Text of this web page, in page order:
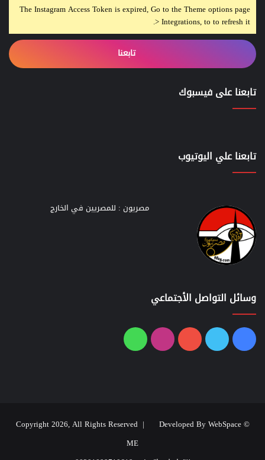
The Instagram Access Token is expired, Go to the Theme options page
> Integrations, to to refresh it.
تابعنا
تابعنا على فيسبوك
تابعنا علي اليوتيوب
مصريون : للمصريين في الخارج
وسائل التواصل الأجتماعي
فيسبوك
تويتر يوتيوبانستقرامواتساب
© Copyright 2026, All Rights Reserved |
Developed By WebSpace
ME